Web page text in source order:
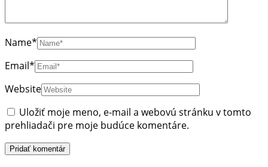
Name*
Email*
Website
Uložiť moje meno, e-mail a webovú stránku v tomto
prehliadači pre moje budúce komentáre.